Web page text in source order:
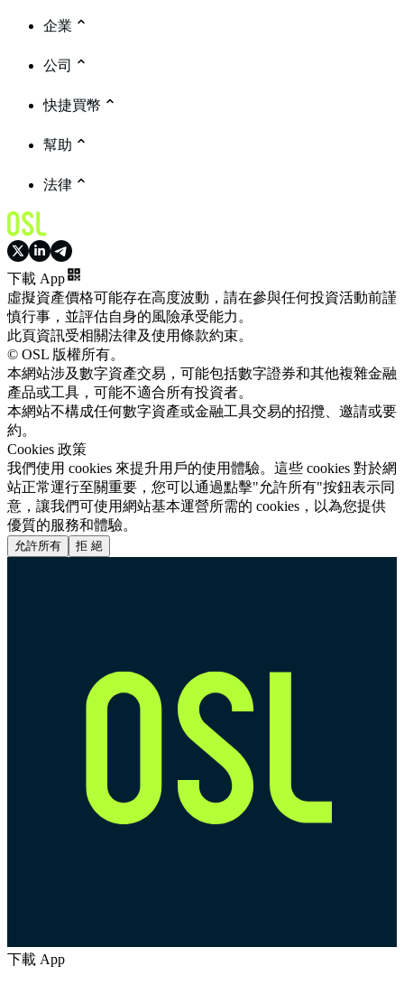
企業
公司
快捷買幣
幫助
法律
下載 App
虛擬資產價格可能存在高度波動，請在參與任何投資活動前謹
慎行事，並評估自身的風險承受能力。
此頁資訊受相關法律及使用條款約束。
© OSL 版權所有。
本網站涉及數字資產交易，可能包括數字證券和其他複雜金融
產品或工具，可能不適合所有投資者。
本網站不構成任何數字資產或金融工具交易的招攬、邀請或要
約。
Cookies 政策
我們使用 cookies 來提升用戶的使用體驗。這些 cookies 對於網
站正常運行至關重要，您可以通過點擊"允許所有"按鈕表示同
意，讓我們可使用網站基本運營所需的 cookies，以為您提供
優質的服務和體驗。
允許所有 拒 絕
下載 App